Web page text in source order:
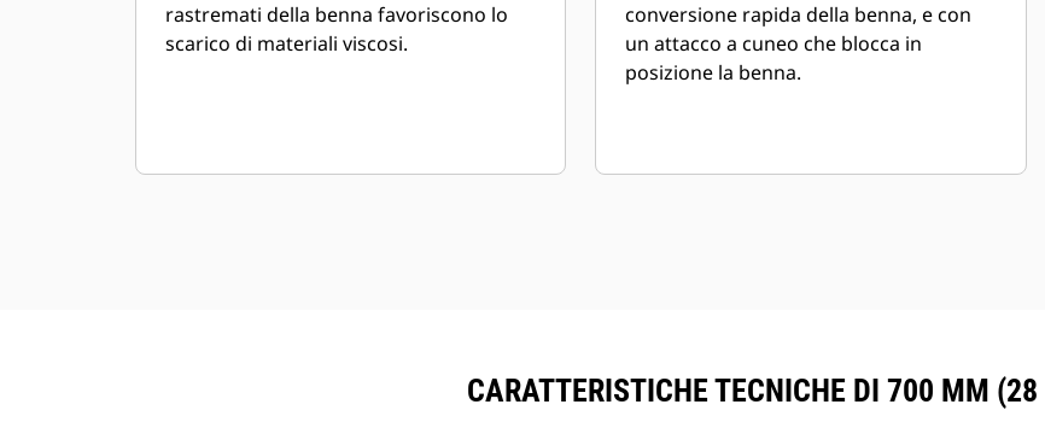
rastremati della benna favoriscono lo
scarico di materiali viscosi.
conversione rapida della benna, e con
un attacco a cuneo che blocca in
posizione la benna.
CARATTERISTICHE TECNICHE DI 700 MM